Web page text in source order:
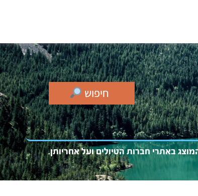
חיפוש
צג באתרי חברות הטיולים ועל אחריותן.